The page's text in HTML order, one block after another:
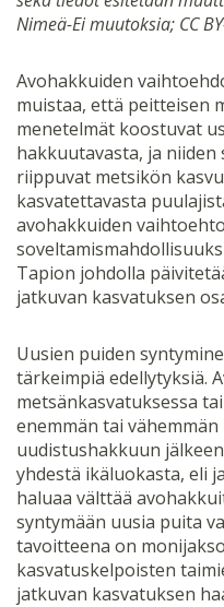
Nimeä-Ei muutoksia; CC
Avohakkuiden
muistaa, että peitteisen
menetelmät koostuvat
hakkuutavasta, ja
riippuvat metsikön
kasvatettavasta
avohakkuiden
Tapion johdolla
jatkuvan kasvatuksen
Uusien puiden
tärkeimpiä edellytyksiä.
metsänkasvatuksessa
enemmän tai
uudistushakkuun
yhdestä ikäluokasta, eli
haluaa välttää
syntymään uusia puita
tavoitteena on
kasvatuskelpoisten
jatkuvan kasvatuksen